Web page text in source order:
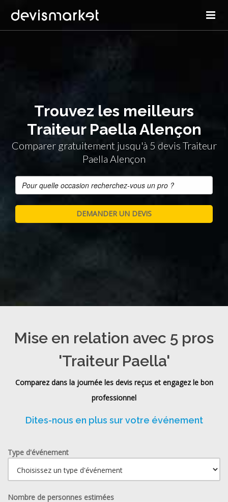
Trouvez les meilleurs
Traiteur Paella Alençon
Comparer gratuitement jusqu'à 5 devis Traiteur
Paella Alençon
Mise en relation avec 5 pros
'Traiteur Paella'
Comparez dans la journée les devis reçus et engagez le bon
professionnel
Dites-nous en plus sur votre événement
Type d'événement
Nombre de personnes estimées